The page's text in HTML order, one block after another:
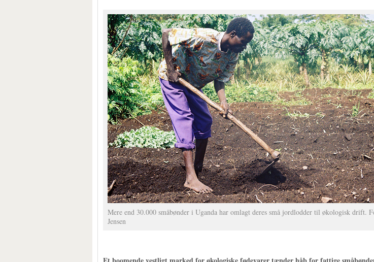
Mere end 30.000 småbønder i Uganda har omlagt deres små jordlodder til økologisk drift.
Jensen